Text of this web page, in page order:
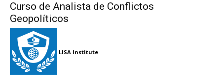
Curso de Analista de Conflictos
Geopolíticos
LISA Institute